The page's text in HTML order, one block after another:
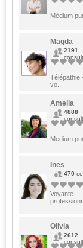
Médium
Magda
2191
Télépathie
vo...
Amelia
4888
Medium
Ines
470
Voyante
Olivia
2612